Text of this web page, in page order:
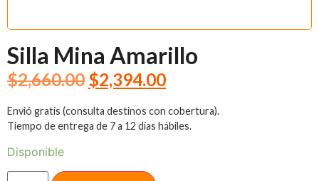
Silla Mina Amarillo
$2,660.00 $2,394.00
Envió gratis (consulta destinos con cobertura).
Tiempo de entrega de 7 a 12 días hábiles.
Disponible